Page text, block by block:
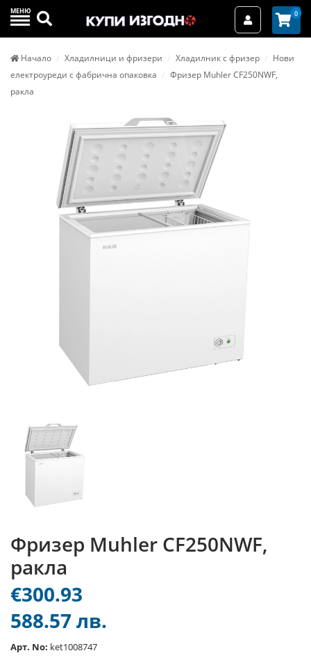
МЕНЮ Търси Вход / 0
Начало Хладилници и фризери Хладилник с фризер
Нови
електроуреди с фабрична опаковка
Фризер Muhler CF250NWF,
ракла
Фризер Muhler CF250NWF,
ракла
€300.93
588.57 лв.
Арт. No: ket1008747